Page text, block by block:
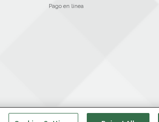
Pago en línea